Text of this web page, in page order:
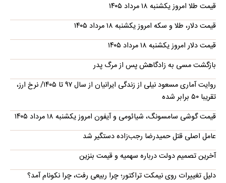
قیمت طلا امروز یکشنبه ۱۸ مرداد ۱۴۰۵
قیمت دلار، طلا و سکه امروز یکشنبه ۱۸ مرداد ۱۴۰۵
قیمت دلار امروز یکشنبه ۱۸ مرداد ۱۴۰۵
بازگشت مسی به زادگاهش پس از مرگ پدر
روایت آماری مسعود نیلی از زندگی ایرانیان از سال ۹۷ تا ۱۴۰۵/ نرخ ارز،
تقریبا ۵۰ برابر شده
قیمت گوشی سامسونگ، شیائومی و آیفون امروز یکشنبه ۱۸ مرداد ۱۴۰۵
عامل اصلی قتل حمیدرضا رجب‌زاده دستگیر شد
آخرین تصمیم دولت درباره سهمیه و قیمت بنزین
دلیل تغییرات روی نیمکت تراکتور؛ چرا ربیعی رفت، چرا نکونام آمد؟